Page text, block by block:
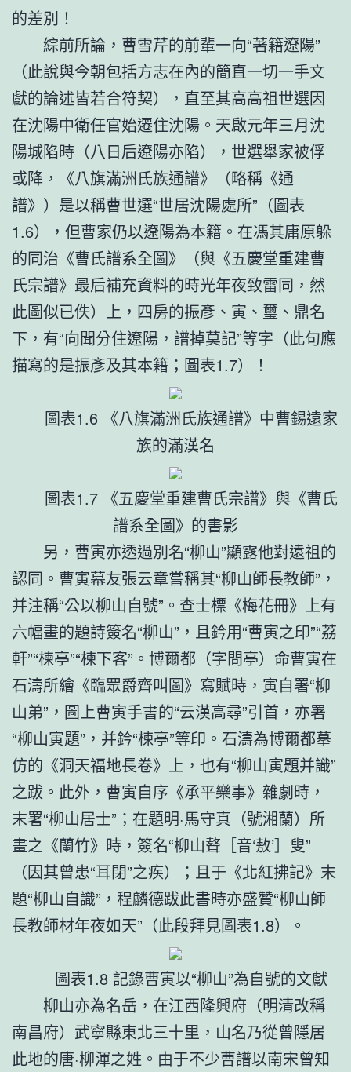
的差別！
綜前所論，曹雪芹的前輩一向“著籍遼陽”
（此說與今朝包括方志在內的簡直一切一手文
獻的論述皆若合符契），直至其高高祖世選因
在沈陽中衛任官始遷住沈陽。天啟元年三月沈
陽城陷時（八日后遼陽亦陷），世選舉家被俘
或降，《八旗滿洲氏族通譜》（略稱《通
譜》）是以稱曹世選“世居沈陽處所”（圖表
1.6），但曹家仍以遼陽為本籍。在馮其庸原躲
的同治《曹氏譜系全圖》（與《五慶堂重建曹
氏宗譜》最后補充資料的時光年夜致雷同，然
此圖似已佚）上，四房的振彥、寅、璽、鼎名
下，有“向聞分住遼陽，譜掉莫記”等字（此句應
描寫的是振彥及其本籍；圖表1.7）！
圖表1.6 《八旗滿洲氏族通譜》中曹錫遠家
族的滿漢名
圖表1.7 《五慶堂重建曹氏宗譜》與《曹氏
譜系全圖》的書影
另，曹寅亦透過別名“柳山”顯露他對遠祖的
認同。曹寅幕友張云章嘗稱其“柳山師長教師”，
并注稱“公以柳山自號”。查士標《梅花冊》上有
六幅畫的題詩簽名“柳山”，且鈐用“曹寅之印”“荔
軒”“楝亭”“楝下客”。博爾都（字問亭）命曹寅在
石濤所繪《臨眾爵齊叫圖》寫賦時，寅自署“柳
山弟”，圖上曹寅手書的“云漢高尋”引首，亦署
“柳山寅題”，并鈐“楝亭”等印。石濤為博爾都摹
仿的《洞天福地長卷》上，也有“柳山寅題并識”
之跋。此外，曹寅自序《承平樂事》雜劇時，
末署“柳山居士”；在題明·馬守真（號湘蘭）所
畫之《蘭竹》時，簽名“柳山聱［音‘敖’］叟”
（因其曾患“耳閉”之疾）；且于《北紅拂記》末
題“柳山自識”，程麟德跋此書時亦盛贊“柳山師
長教師材年夜如天”（此段拜見圖表1.8）。
圖表1.8 記錄曹寅以“柳山”為自號的文獻
柳山亦為名岳，在江西隆興府（明清改稱
南昌府）武寧縣東北三十里，山名乃從曾隱居
此地的唐·柳渾之姓。由于不少曹譜以南宋曾知